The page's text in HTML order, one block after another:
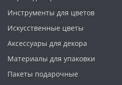
Инструменты для цветов
Искусственные цветы
Аксессуары для декора
Материалы для упаковки
Пакеты подарочные